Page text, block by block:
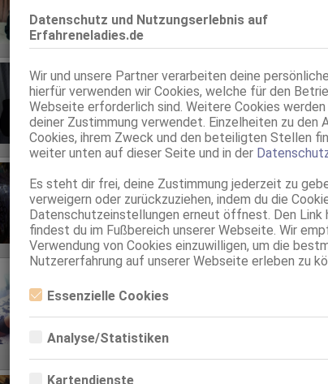
Datenschutz und Nutzungserlebnis auf
Erfahreneladies.de
Wir und unsere Partner verarbeiten deine
hierfür verwenden wir Cookies, welche für den
Webseite erforderlich sind. Weitere Cookies werden
deiner Zustimmung verwendet. Einzelheiten zu den
Cookies, ihrem Zweck und den beteiligten Stellen
weiter unten auf dieser Seite und in der
Es steht dir frei, deine Zustimmung jederzeit zu
verweigern oder zurückzuziehen, indem du die
Datenschutzeinstellungen erneut öffnest. Den Link
findest du im Fußbereich unserer Webseite. Wir
Verwendung von Cookies einzuwilligen, um die
Nutzererfahrung auf unserer Webseite erleben zu
Essenzielle Cookies
Essenzielle Cookies sind alle notwendigen Cookies, die für
werden. Die Webseite kann ohne diese Cookies nicht richtig
Analyse/Statistiken
Analyse- bzw. Statistikcookies sind Cookies, die der
Kartendienste
40 Jahre, 80D, KF 36, 1.68m, teilrasiert, osteuropäisch
ZK, 69, NSa, Franz b. Ihr, Schmu., Kuscheln,
Ravensburg
Rosmarinstr. 11
NEU! Linda
40 Jahre, 80D, KF 38, 1.64m, 70 kg, total rasiert,
ZK, AV, 69, DT, NSa, Franz b. Ihr, BV
Flugplatzstr. 27
Maria
54 Jahre, 95D, KF 38, 1.65m, total rasiert,
ZK, 69, GF6, Franz b. Ihr, Schmu., Kuscheln,
Thayngen
Sisy im Club Leguan
Club Leguan - Happy Hour ab 1.4 von 11-16h
45 Jahre, 75D, KF 36, 1.76m, total rasiert,
Live Sex Cam